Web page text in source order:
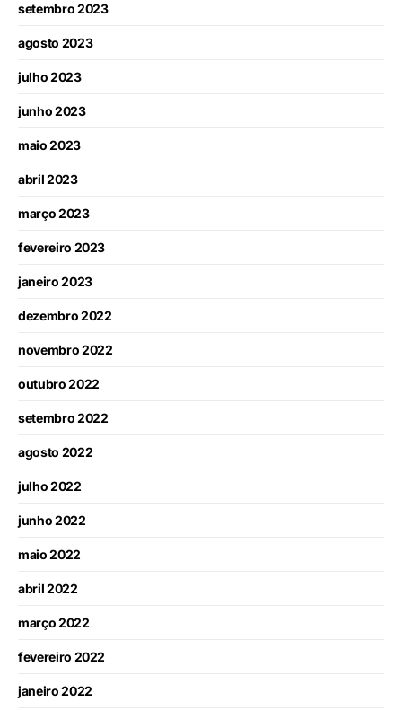
setembro 2023
agosto 2023
julho 2023
junho 2023
maio 2023
abril 2023
março 2023
fevereiro 2023
janeiro 2023
dezembro 2022
novembro 2022
outubro 2022
setembro 2022
agosto 2022
julho 2022
junho 2022
maio 2022
abril 2022
março 2022
fevereiro 2022
janeiro 2022